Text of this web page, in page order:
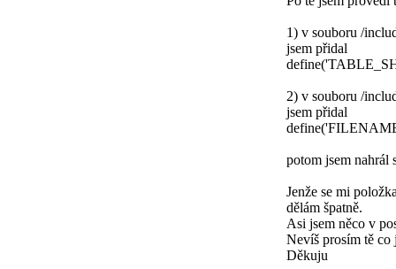
1) v souboru /
jsem přidal
2) v souboru /
jsem přidal
potom jsem nahrál
Jenže se mi
dělám špatně.
Asi jsem něco v
Nevíš prosím tě co
Děkuju